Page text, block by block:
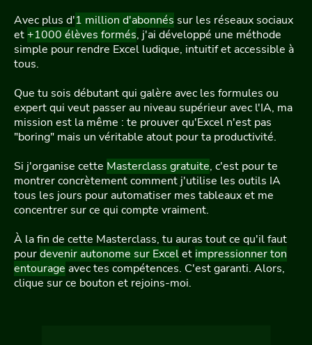
Avec plus d'1 million d'abonnés sur les réseaux sociaux
et+1000 élèves formés, j'ai développé une méthode
simple pour rendre Excel ludique, intuitif et accessible à
tous.
Que tu sois débutant qui galère avec les formules ou
expert qui veut passer au niveau supérieur avec l'IA, ma
mission est la même : te prouver qu'Excel n'est pas
"boring" mais un véritable atout pour ta productivité.
Si j'organise cette Masterclass gratuite, c'est pour te
montrer concrètement comment j'utilise les outils IA
tous les jours pour automatiser mes tableaux et me
concentrer sur ce qui compte vraiment.
À la fin de cette Masterclass, tu auras tout ce qu'il faut
pourdevenir autonome sur Excelet impressionner ton
entourage avec tes compétences. C'est garanti. Alors,
clique sur ce bouton et rejoins-moi.